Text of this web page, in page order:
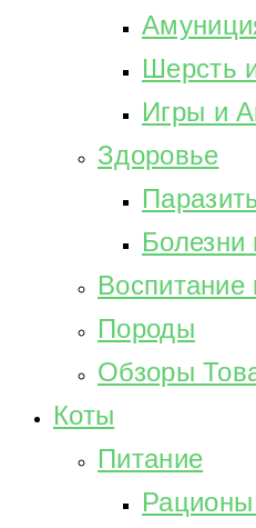
Шерсть
Игры и
Здоровье
Породы
Обзоры
Коты
Питание